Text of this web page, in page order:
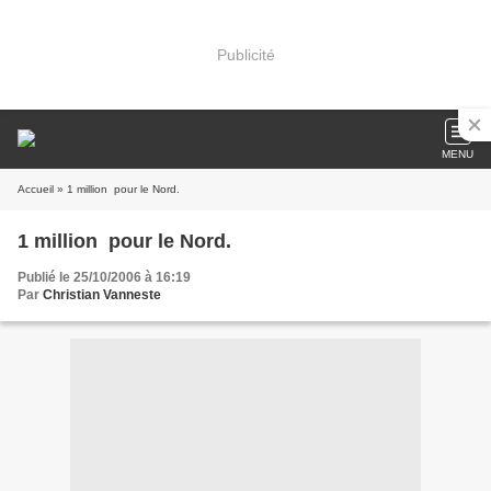
Publicité
MENU
Accueil » 1 million  pour le Nord.
1 million  pour le Nord.
Publié le 25/10/2006 à 16:19
Par Christian Vanneste